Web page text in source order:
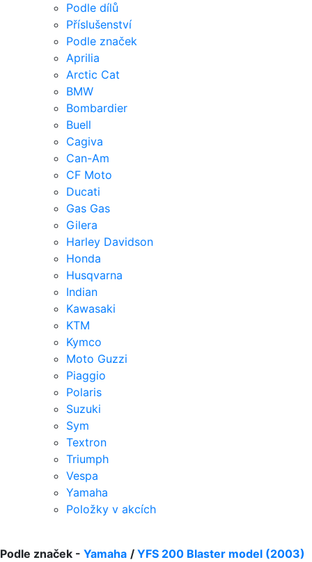
Podle dílů
Příslušenství
Podle značek
Aprilia
Arctic Cat
BMW
Bombardier
Buell
Cagiva
Can-Am
CF Moto
Ducati
Gas Gas
Gilera
Harley Davidson
Honda
Husqvarna
Indian
Kawasaki
KTM
Kymco
Moto Guzzi
Piaggio
Polaris
Suzuki
Sym
Textron
Triumph
Vespa
Yamaha
Položky v akcích
Podle značek - Yamaha / YFS 200 Blaster model (2003)